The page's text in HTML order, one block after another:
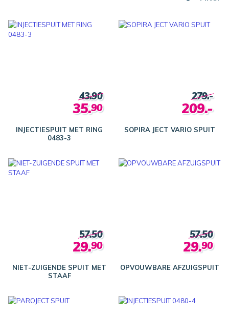
INJECTIESPUIT MET RING
0483-3
43.90
35.90
SOPIRA JECT VARIO SPUIT
279.-
209.-
NIET-ZUIGENDE SPUIT MET
STAAF
57.50
29.90
OPVOUWBARE AFZUIGSPUIT
57.50
29.90